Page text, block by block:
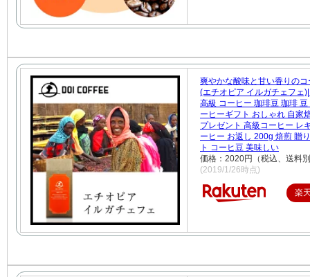
爽やかな酸味と甘い香りのコ
(エチオピア イルガチェフェ
高級 コーヒー 珈琲豆 珈琲 豆
ーヒーギフト おしゃれ 自家
プレゼント 高級コーヒー レ
ーヒー お返し 200g 焙煎 贈
ト コーヒ豆 美味しい
価格：2020円（税込、送料
(2019/1/26時点)
楽